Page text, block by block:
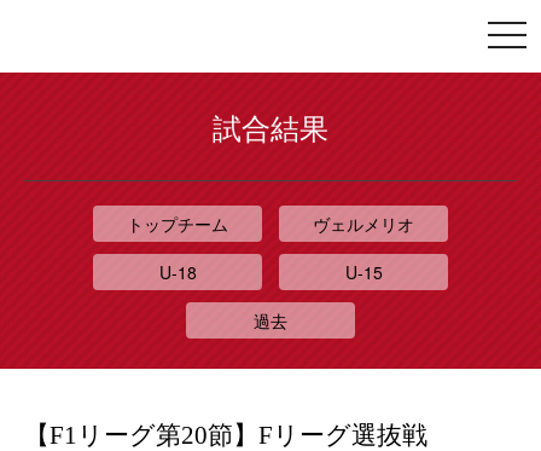
試合結果
トップチーム
ヴェルメリオ
U-18
U-15
過去
【F1リーグ第20節】Fリーグ選抜戦